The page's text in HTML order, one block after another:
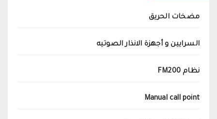
مضخات الحريق
السرايين و أجهزة الانذار الصوتيه
نظام FM200
Manual call point